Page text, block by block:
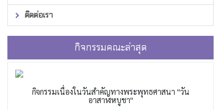
ติดต่อเรา
กิจกรรมคณะล่าสุด
กิจกรรมเนื่องในวันสำคัญทางพระพุทธศาสนา "วัน
อาสาฬหบูชา"